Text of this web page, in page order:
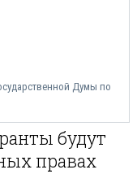
Думы по
будут
правах